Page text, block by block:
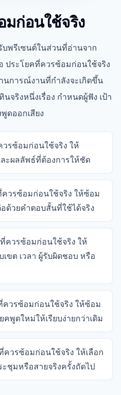
มก่อนใช้จริง
พรีเซนต์ในส่วนที่อ่านจาก
ประโยคที่ควรซ้อมก่อนใช้จริง
นการณ์งานที่กำลังจะเกิดขึ้น
จริงหนึ่งเรื่อง กำหนดผู้ฟัง เป้า
ดออกเสียง
วรซ้อมก่อนใช้จริง ให้
ะผลลัพธ์ที่ต้องการให้ชัด
วรซ้อมก่อนใช้จริง ให้ซ้อม
ด้วยคำตอบสั้นที่ใช้ได้จริง
ควรซ้อมก่อนใช้จริง ให้
ขต เวลา ผู้รับผิดชอบ หรือ
ควรซ้อมก่อนใช้จริง ให้ซ้อม
พูดใหม่ให้เรียบง่ายกว่าเดิม
วรซ้อมก่อนใช้จริง ให้เลือก
ชุมหรือสายจริงครั้งถัดไป